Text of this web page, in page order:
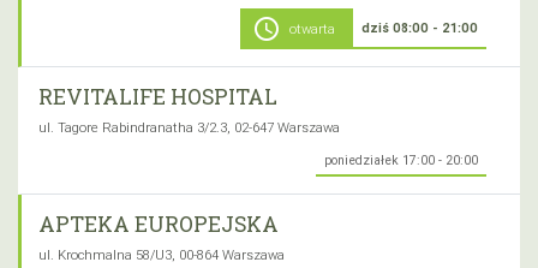
schedule otwarta dziś 08:00 - 21:00
REVITALIFE HOSPITAL
ul. Tagore Rabindranatha 3/2.3, 02-647 Warszawa
poniedziałek 17:00 - 20:00
APTEKA EUROPEJSKA
ul. Krochmalna 58/U3, 00-864 Warszawa